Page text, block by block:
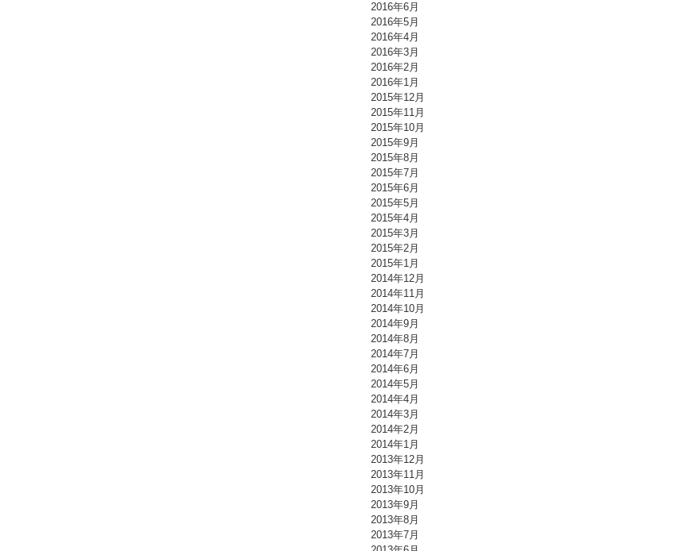
2016年6月
2016年5月
2016年4月
2016年3月
2016年2月
2016年1月
2015年12月
2015年11月
2015年10月
2015年9月
2015年8月
2015年7月
2015年6月
2015年5月
2015年4月
2015年3月
2015年2月
2015年1月
2014年12月
2014年11月
2014年10月
2014年9月
2014年8月
2014年7月
2014年6月
2014年5月
2014年4月
2014年3月
2014年2月
2014年1月
2013年12月
2013年11月
2013年10月
2013年9月
2013年8月
2013年7月